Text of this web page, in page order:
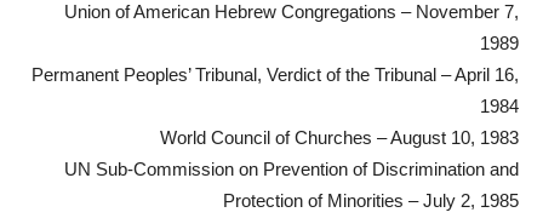
Union of American Hebrew Congregations – November 7,
1989
Permanent Peoples’ Tribunal, Verdict of the Tribunal – April 16,
1984
World Council of Churches – August 10, 1983
UN Sub-Commission on Prevention of Discrimination and
Protection of Minorities – July 2, 1985